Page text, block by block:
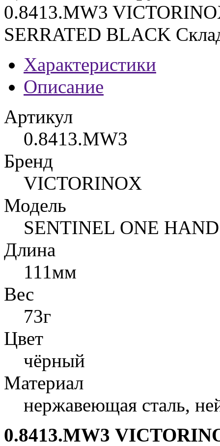
0.8413.MW3
SERRATED BLACK
Характеристики
Описание
Артикул
0.8413.MW3
Бренд
VICTORINOX
Модель
SENTINEL ONE
Длина
111мм
Вес
73г
Цвет
чёрный
Материал
нержавеющая сталь,
0.8413.MW3